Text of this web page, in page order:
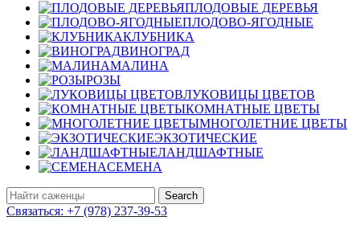
ПЛОДОВЫЕ ДЕРЕВЬЯ
ПЛОДОВО-ЯГОДНЫЕ
КЛУБНИКА
ВИНОГРАД
МАЛИНА
РОЗЫ
ЛУКОВИЦЫ ЦВЕТОВ
КОМНАТНЫЕ ЦВЕТЫ
МНОГОЛЕТНИЕ ЦВЕТЫ
ЭКЗОТИЧЕСКИЕ
ЛАНДШАФТНЫЕ
СЕМЕНА
Search
Связаться: +7 (978) 237-39-53